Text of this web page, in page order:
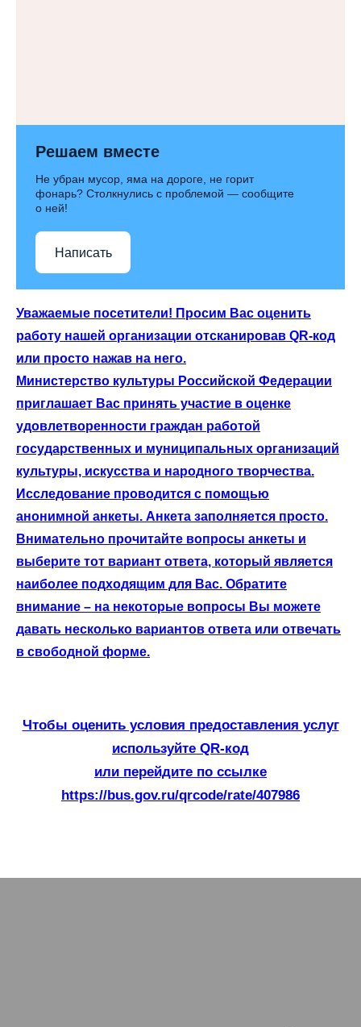
Решаем вместе
Не убран мусор, яма на дороге, не горит
фонарь? Столкнулись с проблемой — сообщите
о ней!
Написать
Уважаемые посетители! Просим Вас оценить
работу нашей организации отсканировав QR-код
или просто нажав на него.
Министерство культуры Российской Федерации
приглашает Вас принять участие в оценке
удовлетворенности граждан работой
государственных и муниципальных организаций
культуры, искусства и народного творчества.
Исследование проводится с помощью
анонимной анкеты. Анкета заполняется просто.
Внимательно прочитайте вопросы анкеты и
выберите тот вариант ответа, который является
наиболее подходящим для Вас. Обратите
внимание – на некоторые вопросы Вы можете
давать несколько вариантов ответа или отвечать
в свободной форме.
Чтобы оценить условия предоставления услуг
используйте QR-код
или перейдите по ссылке
https://bus.gov.ru/qrcode/rate/407986